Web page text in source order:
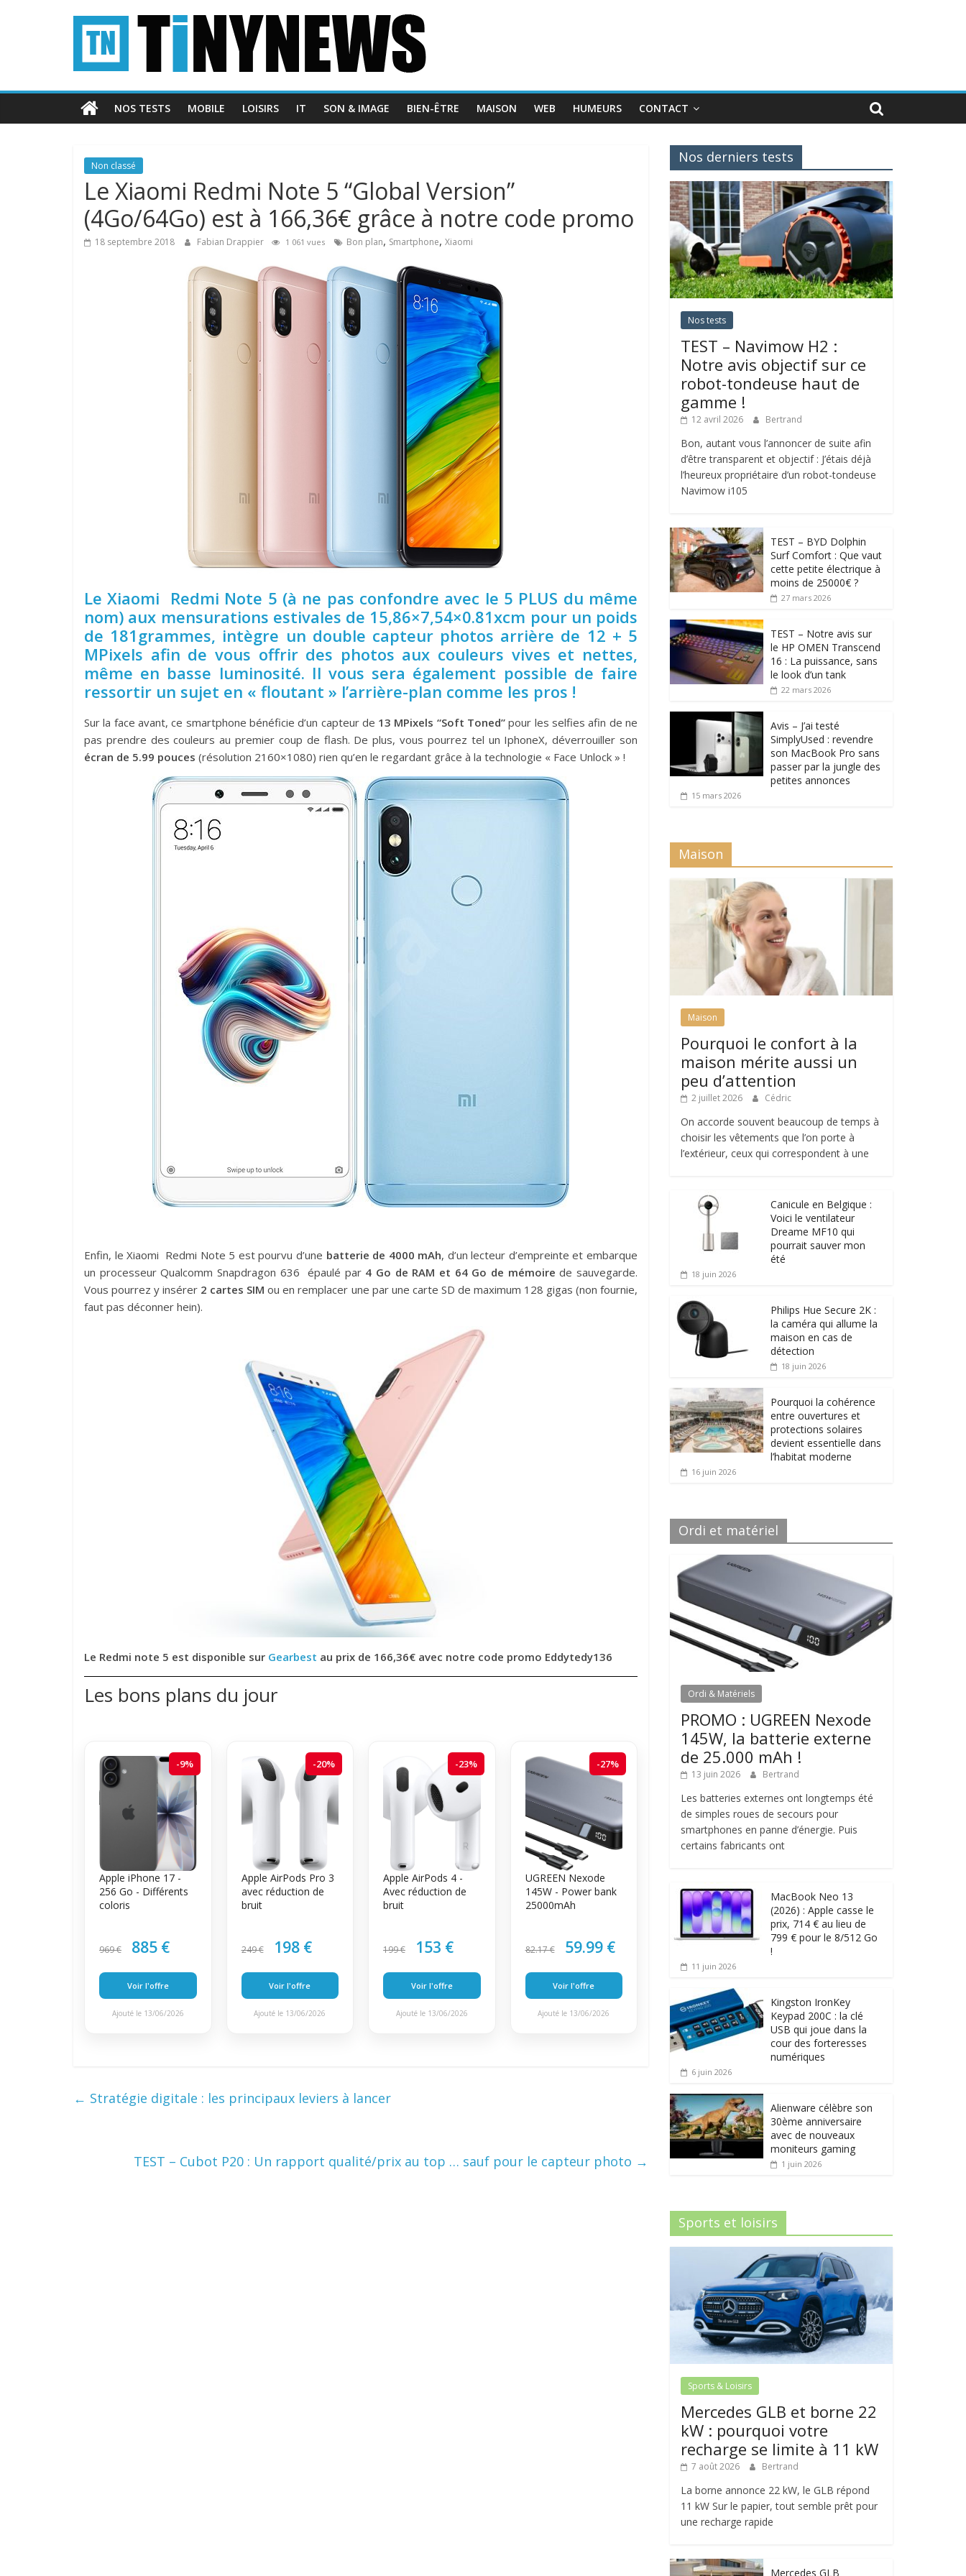
Tinynews
Le
belge
connectéNOS TESTS MOBILE LOISIRS IT SON & IMAGE BIEN-ÊTRE MAISON WEB HUMEURS CONTACT
Non classé
Le Xiaomi Redmi Note 5 “Global Version”
(4Go/64Go) est à 166,36€ grâce à notre code promo
18 septembre 2018 Fabian Drappier 1 061 vues Bon plan, Smartphone, Xiaomi
Le Xiaomi Redmi Note 5 (à ne pas confondre avec le 5 PLUS du même
nom) aux mensurations estivales de 15,86×7,54×0.81xcm pour un poids
de 181grammes, intègre un double capteur photos arrière de 12 + 5
MPixels afin de vous offrir des photos aux couleurs vives et nettes,
même en basse luminosité. Il vous sera également possible de faire
ressortir un sujet en « floutant » l’arrière-plan comme les pros !
Sur la face avant, ce smartphone bénéficie d’un capteur de 13 MPixels “Soft Toned” pour les selfies afin de ne
pas prendre des couleurs au premier coup de flash. De plus, vous pourrez tel un IphoneX, déverrouiller son
écran de 5.99 pouces (résolution 2160×1080) rien qu’en le regardant grâce à la technologie « Face Unlock » !
Enfin, le Xiaomi Redmi Note 5 est pourvu d’une batterie de 4000 mAh, d’un lecteur d’empreinte et embarque
un processeur Qualcomm Snapdragon 636 épaulé par 4 Go de RAM et 64 Go de mémoire de sauvegarde.
Vous pourrez y insérer 2 cartes SIM ou en remplacer une par une carte SD de maximum 128 gigas (non fournie,
faut pas déconner hein).
Le Redmi note 5 est disponible sur Gearbest au prix de 166,36€ avec notre code promo Eddytedy136
Les bons plans du jour
-9%
Apple iPhone 17 -
256 Go - Différents
coloris
969 € 885 €
Voir l'offre
Ajouté le 13/06/2026
-20%
Apple AirPods Pro 3
avec réduction de
bruit
249 € 198 €
Voir l'offre
Ajouté le 13/06/2026
-23%
Apple AirPods 4 -
Avec réduction de
bruit
199 € 153 €
Voir l'offre
Ajouté le 13/06/2026
-27%
UGREEN Nexode
145W - Power bank
25000mAh
82.17 € 59.99 €
Voir l'offre
Ajouté le 13/06/2026
← Stratégie digitale : les principaux leviers à lancer
TEST – Cubot P20 : Un rapport qualité/prix au top … sauf pour le capteur photo →
Nos derniers tests
Nos tests
TEST – Navimow H2 :
Notre avis objectif sur ce
robot-tondeuse haut de
gamme !
12 avril 2026 Bertrand
Bon, autant vous l’annoncer de suite afin
d’être transparent et objectif : J’étais déjà
l’heureux propriétaire d’un robot-tondeuse
Navimow i105
TEST – BYD Dolphin
Surf Comfort : Que vaut
cette petite électrique à
moins de 25000€ ?
27 mars 2026
TEST – Notre avis sur
le HP OMEN Transcend
16 : La puissance, sans
le look d’un tank
22 mars 2026
Avis – J’ai testé
SimplyUsed : revendre
son MacBook Pro sans
passer par la jungle des
petites annonces
15 mars 2026
Maison
Maison
Pourquoi le confort à la
maison mérite aussi un
peu d’attention
2 juillet 2026 Cédric
On accorde souvent beaucoup de temps à
choisir les vêtements que l’on porte à
l’extérieur, ceux qui correspondent à une
Canicule en Belgique :
Voici le ventilateur
Dreame MF10 qui
pourrait sauver mon
été
18 juin 2026
Philips Hue Secure 2K :
la caméra qui allume la
maison en cas de
détection
18 juin 2026
Pourquoi la cohérence
entre ouvertures et
protections solaires
devient essentielle dans
l’habitat moderne
16 juin 2026
Ordi et matériel
Ordi & Matériels
PROMO : UGREEN Nexode
145W, la batterie externe
de 25.000 mAh !
13 juin 2026 Bertrand
Les batteries externes ont longtemps été
de simples roues de secours pour
smartphones en panne d’énergie. Puis
certains fabricants ont
MacBook Neo 13
(2026) : Apple casse le
prix, 714 € au lieu de
799 € pour le 8/512 Go
!
11 juin 2026
Kingston IronKey
Keypad 200C : la clé
USB qui joue dans la
cour des forteresses
numériques
6 juin 2026
Alienware célèbre son
30ème anniversaire
avec de nouveaux
moniteurs gaming
1 juin 2026
Sports et loisirs
Sports & Loisirs
Mercedes GLB et borne 22
kW : pourquoi votre
recharge se limite à 11 kW
7 août 2026 Bertrand
La borne annonce 22 kW, le GLB répond
11 kW Sur le papier, tout semble prêt pour
une recharge rapide
Mercedes GLB